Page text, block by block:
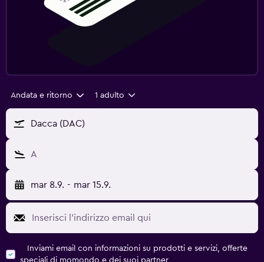
Andata e ritorno 1 adulto
Dacca (DAC)
A
mar 8.9. - mar 15.9.
Inviami email con informazioni su prodotti e servizi, offerte
speciali di momondo e dei suoi partner